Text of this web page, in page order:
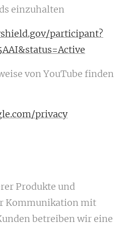
einzuhalten
participant?
von YouTube finden
privacy
Produkte und
Kommunikation mit
betreiben wir eine